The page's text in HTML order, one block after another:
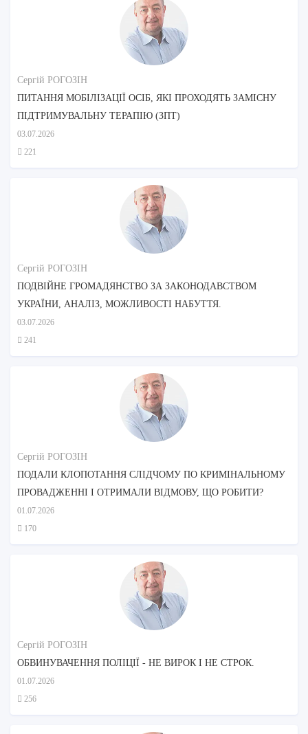
Сергій РОГОЗІН
ПИТАННЯ МОБІЛІЗАЦІЇ ОСІБ, ЯКІ ПРОХОДЯТЬ ЗАМІСНУ
ПІДТРИМУВАЛЬНУ ТЕРАПІЮ (ЗПТ)
03.07.2026
221
Сергій РОГОЗІН
ПОДВІЙНЕ ГРОМАДЯНСТВО ЗА ЗАКОНОДАВСТВОМ
УКРАЇНИ, АНАЛІЗ, МОЖЛИВОСТІ НАБУТТЯ.
03.07.2026
241
Сергій РОГОЗІН
ПОДАЛИ КЛОПОТАННЯ СЛІДЧОМУ ПО КРИМІНАЛЬНОМУ
ПРОВАДЖЕННІ І ОТРИМАЛИ ВІДМОВУ, ЩО РОБИТИ?
01.07.2026
170
Сергій РОГОЗІН
ОБВИНУВАЧЕННЯ ПОЛІЦІЇ - НЕ ВИРОК І НЕ СТРОК.
01.07.2026
256